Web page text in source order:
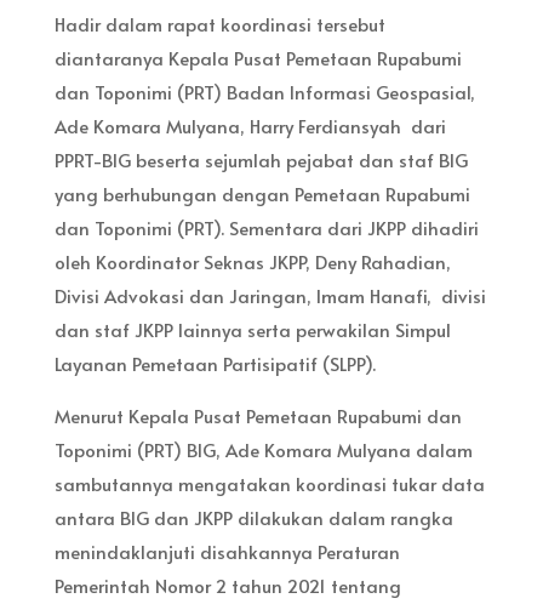
Hadir dalam rapat koordinasi tersebut
diantaranya Kepala Pusat Pemetaan Rupabumi
dan Toponimi (PRT) Badan Informasi Geospasial,
Ade Komara Mulyana, Harry Ferdiansyah dari
PPRT-BIG beserta sejumlah pejabat dan staf BIG
yang berhubungan dengan Pemetaan Rupabumi
dan Toponimi (PRT). Sementara dari JKPP dihadiri
oleh Koordinator Seknas JKPP, Deny Rahadian,
Divisi Advokasi dan Jaringan, Imam Hanafi, divisi
dan staf JKPP lainnya serta perwakilan Simpul
Layanan Pemetaan Partisipatif (SLPP).
Menurut Kepala Pusat Pemetaan Rupabumi dan
Toponimi (PRT) BIG, Ade Komara Mulyana dalam
sambutannya mengatakan koordinasi tukar data
antara BIG dan JKPP dilakukan dalam rangka
menindaklanjuti disahkannya Peraturan
Pemerintah Nomor 2 tahun 2021 tentang